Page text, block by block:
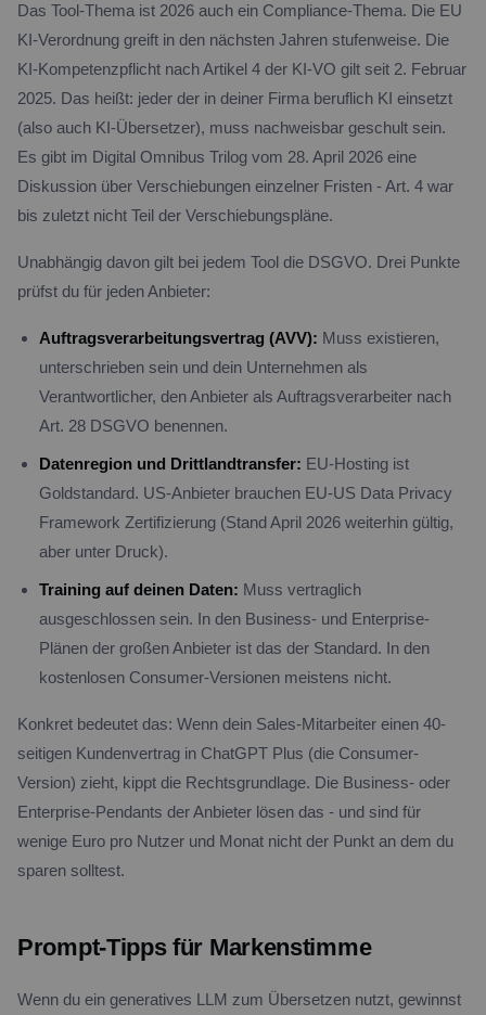
Das Tool-Thema ist 2026 auch ein Compliance-Thema. Die EU
KI-Verordnung greift in den nächsten Jahren stufenweise. Die
KI-Kompetenzpflicht nach Artikel 4 der KI-VO gilt seit 2. Februar
2025. Das heißt: jeder der in deiner Firma beruflich KI einsetzt
(also auch KI-Übersetzer), muss nachweisbar geschult sein.
Es gibt im Digital Omnibus Trilog vom 28. April 2026 eine
Diskussion über Verschiebungen einzelner Fristen - Art. 4 war
bis zuletzt nicht Teil der Verschiebungspläne.
Unabhängig davon gilt bei jedem Tool die DSGVO. Drei Punkte
prüfst du für jeden Anbieter:
Auftragsverarbeitungsvertrag (AVV): Muss existieren,
unterschrieben sein und dein Unternehmen als
Verantwortlicher, den Anbieter als Auftragsverarbeiter nach
Art. 28 DSGVO benennen.
Datenregion und Drittlandtransfer: EU-Hosting ist
Goldstandard. US-Anbieter brauchen EU-US Data Privacy
Framework Zertifizierung (Stand April 2026 weiterhin gültig,
aber unter Druck).
Training auf deinen Daten: Muss vertraglich
ausgeschlossen sein. In den Business- und Enterprise-
Plänen der großen Anbieter ist das der Standard. In den
kostenlosen Consumer-Versionen meistens nicht.
Konkret bedeutet das: Wenn dein Sales-Mitarbeiter einen 40-
seitigen Kundenvertrag in ChatGPT Plus (die Consumer-
Version) zieht, kippt die Rechtsgrundlage. Die Business- oder
Enterprise-Pendants der Anbieter lösen das - und sind für
wenige Euro pro Nutzer und Monat nicht der Punkt an dem du
sparen solltest.
Prompt-Tipps für Markenstimme
Wenn du ein generatives LLM zum Übersetzen nutzt, gewinnst